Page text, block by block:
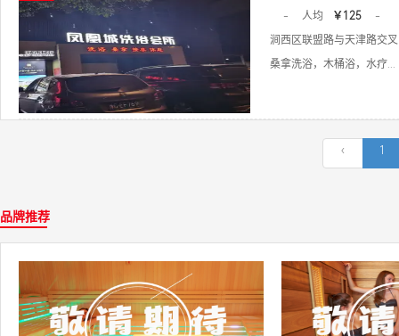
- 人均 ￥125
-
涧西区联盟路与天津路交
桑拿洗浴，木桶浴，水疗...
‹ 1
品牌推荐